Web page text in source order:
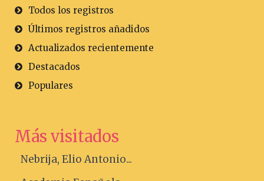
Todos los registros
Últimos registros añadidos
Actualizados recientemente
Destacados
Populares
Más visitados
Nebrija, Elio Antonio...